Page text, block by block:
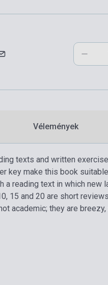
Vélemények
texts and written
key make this book
reading text in which new
15 and 20 are short
academic; they are